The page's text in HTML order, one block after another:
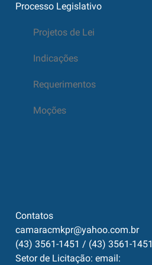
Processo Legislativo
Projetos de Lei
Indicações
Requerimentos
Moções
Contatos
camaracmkpr@yahoo.com.br
(43) 3561-1451 / (43) 3561-1451
Setor de Licitação: email: